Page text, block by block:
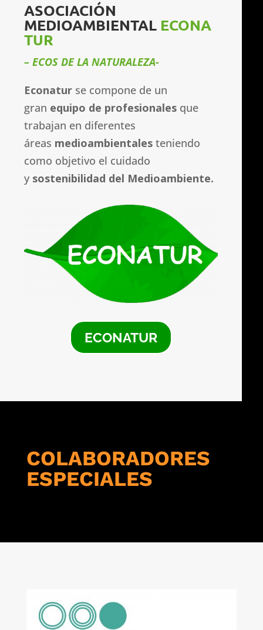
ASOCIACIÓN
MEDIOAMBIENTAL ECONA
TUR
– ECOS DE LA NATURALEZA-
Econatur se compone de un
gran equipo de profesionales que
trabajan en diferentes
áreas medioambientales teniendo
como objetivo el cuidado
y sostenibilidad del Medioambiente.
ECONATUR
COLABORADORES
ESPECIALES